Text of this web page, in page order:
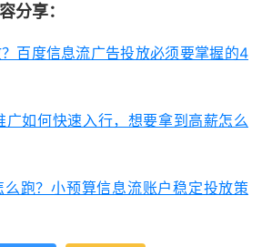
分享：
百度信息流广告投放必须要掌握的4
广如何快速入行，想要拿到高薪怎么
跑？小预算信息流账户稳定投放策